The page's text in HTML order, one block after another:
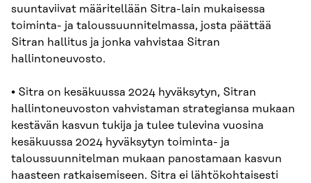
suuntaviivat määritellään Sitra-lain mukaisessa
toiminta- ja taloussuunnitelmassa, josta päättää
Sitran hallitus ja jonka vahvistaa Sitran
hallintoneuvosto.
• Sitra on kesäkuussa 2024 hyväksytyn, Sitran
hallintoneuvoston vahvistaman strategiansa mukaan
kestävän kasvun tukija ja tulee tulevina vuosina
kesäkuussa 2024 hyväksytyn toiminta- ja
taloussuunnitelman mukaan panostamaan kasvun
haasteen ratkaisemiseen. Sitra ei lähtökohtaisesti